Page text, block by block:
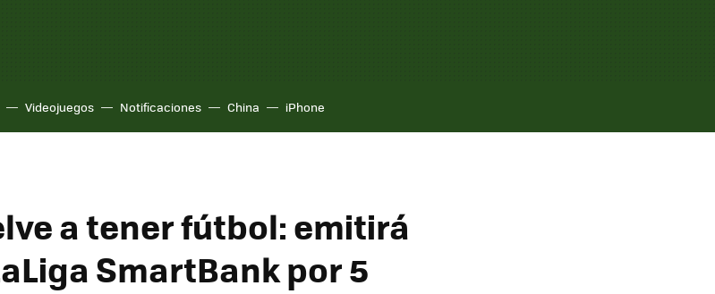
Videojuegos Notificaciones China iPhone
a tener fútbol: emitirá
SmartBank por 5